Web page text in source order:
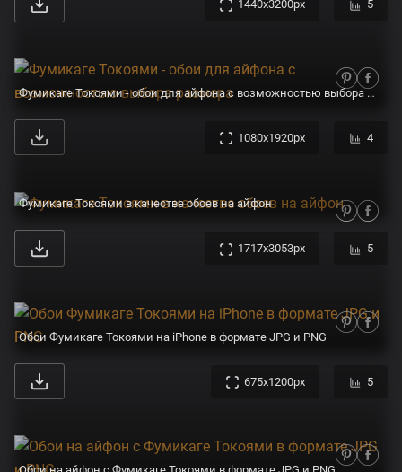
1440x3200px 5
Фумикаге Токоями - обои для айфона с возможностью выбора размера
1080x1920px 4
Фумикаге Токоями в качестве обоев на айфон
1717x3053px 5
Обои Фумикаге Токоями на iPhone в формате JPG и PNG
675x1200px 5